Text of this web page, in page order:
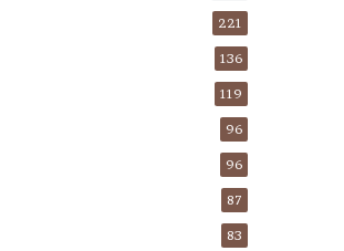
221
136
119
96
96
87
83